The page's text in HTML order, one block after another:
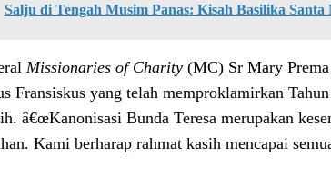
Salju di Tengah Musim Panas: Kisah Basilika
Missionaries of Charity (MC) Sr Mary
Fransiskus yang telah memproklamirkan
â€œKanonisasi Bunda Teresa merupakan
Kami berharap rahmat kasih mencapai